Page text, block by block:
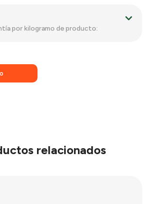
por kilogramo de producto:
relacionados